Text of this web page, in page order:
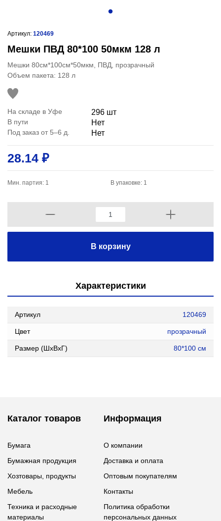
Артикул: 120469
Мешки ПВД 80*100 50мкм 128 л
Мешки 80см*100см*50мкм, ПВД, прозрачный
Объем пакета: 128 л
На складе в Уфе 296 шт
В пути Нет
Под заказ от 5–6 д. Нет
28.14 ₽
Мин. партия: 1 В упаковке: 1
В корзину
Характеристики
Артикул 120469
Цвет прозрачный
Размер (ШxВxГ) 80*100 см
Каталог товаров
Бумага
Бумажная продукция
Хозтовары, продукты
Мебель
Техника и расходные
материалы
Информация
О компании
Доставка и оплата
Оптовым покупателям
Контакты
Политика обработки
персональных данных